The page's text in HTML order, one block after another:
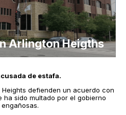
Arlington Heigths
de estafa.
defienden un acuerdo con
sido multado por el gobierno